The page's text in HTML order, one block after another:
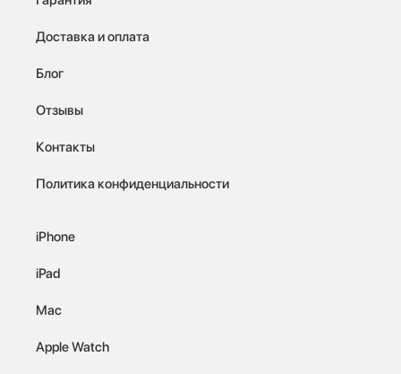
Доставка и оплата
Блог
Отзывы
Контакты
Политика конфиденциальности
iPhone
iPad
Mac
Apple Watch